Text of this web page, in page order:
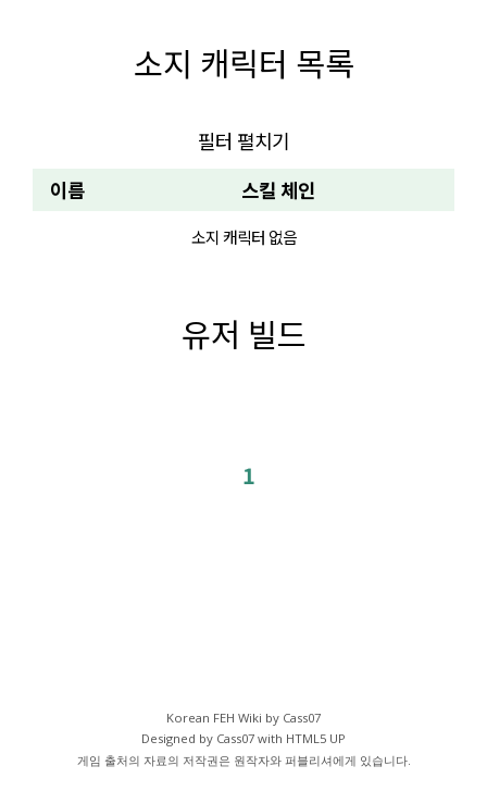
소지 캐릭터 목록
필터 펼치기
이름 스킬 체인
소지 캐릭터 없음
유저 빌드
1
Korean FEH Wiki by Cass07
Designed by Cass07 with HTML5 UP
게임 출처의 자료의 저작권은 원작자와 퍼블리셔에게 있습니다.